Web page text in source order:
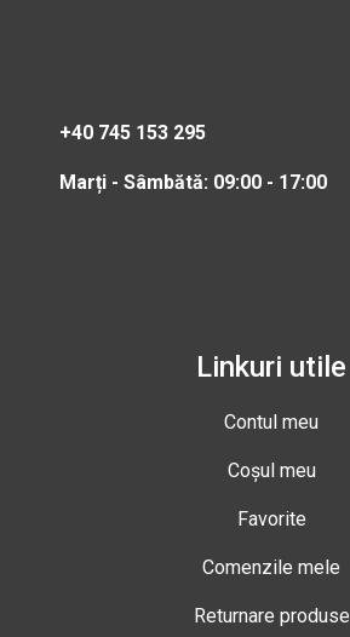
+40 745 153 295
Marți - Sâmbătă: 09:00 - 17:00
Linkuri utile
Contul meu
Coșul meu
Favorite
Comenzile mele
Returnare produse